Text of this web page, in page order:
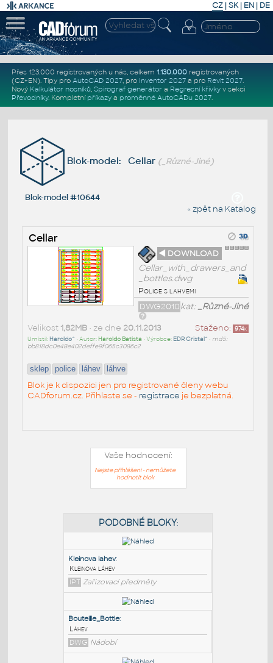
CZ | SK| EN | DE
Přes 123.000 registrovaných u nás, celkem 1.130.000registrovaných
(CZ+EN). Tipy pro AutoCAD 2027, pro Inventor 2027a pro Revit 2027.
Nový Kalkulátor nosníků, Spirograf generátor a Regresní křivkyv sekci
Převodníky. Kompletní příkazya proměnné AutoCADu 2027.
Blok-model: Cellar (_Různé-Jiné)
Blok-model #10644
« zpět na Katalog
Cellar
◄ DOWNLOAD
Cellar_with_drawers_and
_bottles.dwg
Police s lahvemi
kat:_Různé-Jiné
DWG2010
Staženo: 974x
Velikost 1,82MB• ze dne 20.11.2013
Umístil: Haroldo^ • Autor: Haroldo Batista • Výrobce: EDR Cristal^ • md5:
bb818dc0e48e402deffe9f065c3086c2
sklep police láhev láhve
Blok je k dispozici jen pro registrované členy webu
CADforum.cz. Přihlaste se - registrace je bezplatná.
Vaše hodnocení:
Nejste přihlášeni - nemůžete
hodnotit blok
PODOBNÉ BLOKY
Kleinova lahev: